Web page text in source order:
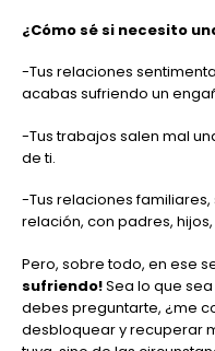
¿Cómo sé si necesito
-Tus relaciones
acabas sufriendo un
-Tus trabajos salen mal
de ti.
-Tus relaciones
relación, con padres,
Pero, sobre todo, en ese
sufriendo!Sea lo que
debes preguntarte, ¿me
desbloquear y recuperar